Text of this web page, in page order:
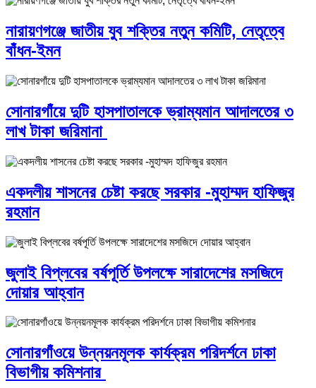
নারায়ণগঞ্জে জাতীয় যুব শক্তির নতুন কমিটি, নেতৃত্বে
বাঁধন-ইমন
সোনারগাঁয়ে দুটি হাসপাতালকে ভ্রাম্যমান আদালতের ৩
লাখ টাকা জরিমানা
একদলীয় শাসনের চেষ্টা করছে সরকার -মুহাম্মদ হাফিজুর
রহমান
জুলাই বিপ্লবের বর্ষপূর্তি উপলক্ষে সারাদেশের মসজিদে
দোয়ার আহ্বান
সোনারগাঁওয়ে উন্নয়নমূলক কার্যক্রম পরিদর্শনে ঢাকা
বিভাগীয় কমিশনার